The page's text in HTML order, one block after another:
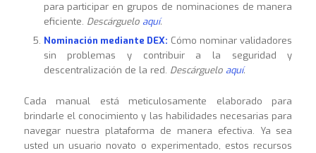
para participar en grupos de nominaciones de manera
eficiente. Descárguelo aquí.
Nominación mediante DEX: Cómo nominar validadores
sin problemas y contribuir a la seguridad y
descentralización de la red. Descárguelo aquí.
Cada manual está meticulosamente elaborado para
brindarle el conocimiento y las habilidades necesarias para
navegar nuestra plataforma de manera efectiva. Ya sea
usted un usuario novato o experimentado, estos recursos